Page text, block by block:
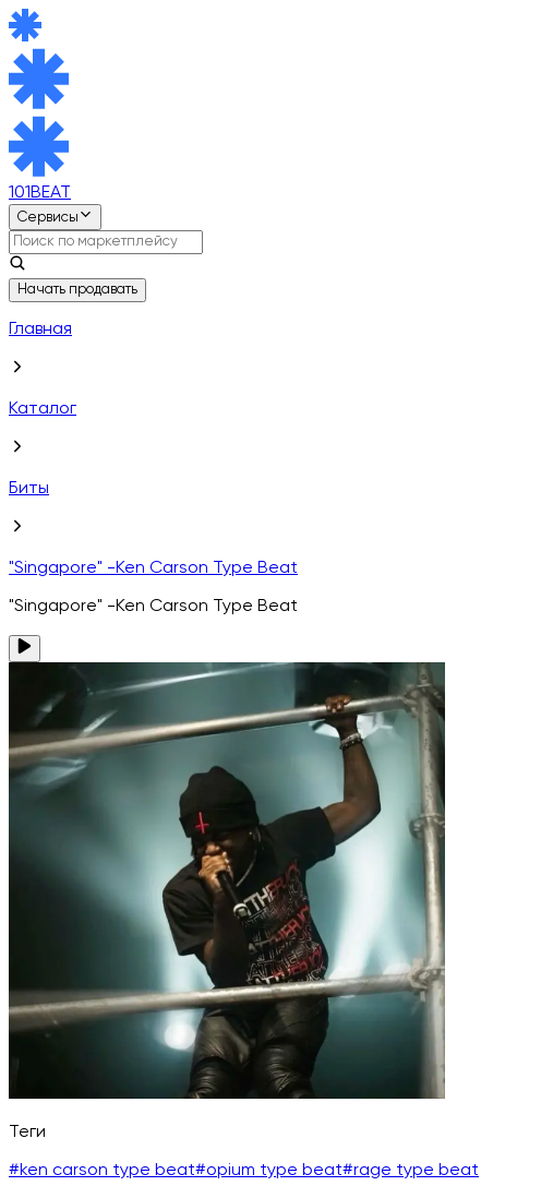
101BEAT
Сервисы
Начать продавать
Главная
Каталог
Биты
"Singapore" -Ken Carson Type Beat
"Singapore" -Ken Carson Type Beat
Теги
#ken carson type beat#opium type beat#rage type beat